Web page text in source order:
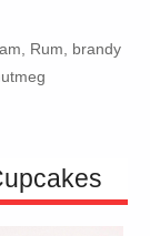
Rum, brandy